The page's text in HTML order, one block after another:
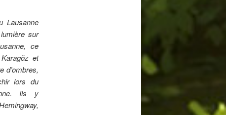
Lausanne
sur
ce
et
d’ombres,
lors du
Ils y